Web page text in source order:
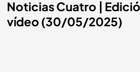
Noticias Cuatro |
vídeo (30/05/2025)